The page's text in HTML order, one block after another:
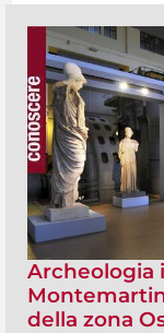
Archeologia
della zona